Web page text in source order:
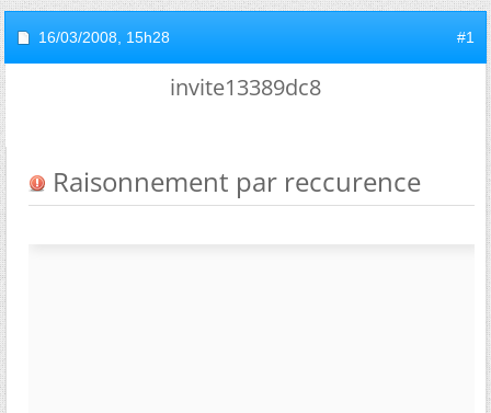
16/03/2008, 15h28 #1
invite13389dc8
Raisonnement par reccurence